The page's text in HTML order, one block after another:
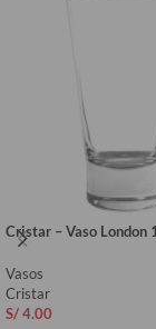
Cristar – Vaso London
Vasos
Cristar
S/4.00